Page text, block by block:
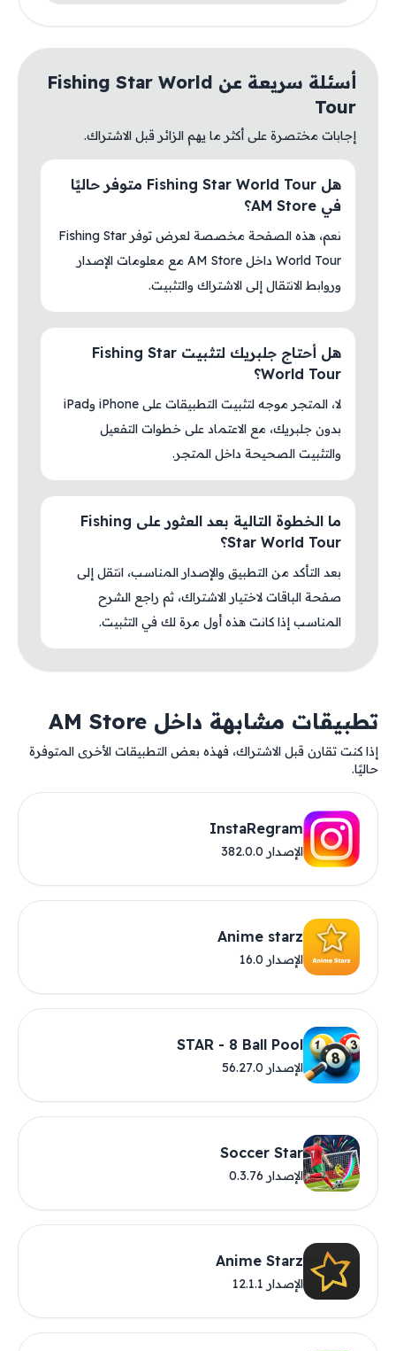
أسئلة سريعة عن Fishing Star World
Tour
إجابات مختصرة على أكثر ما يهم الزائر قبل الاشتراك.
هل Fishing Star World Tour متوفر حاليًا
في AM Store؟
نعم، هذه الصفحة مخصصة لعرض توفر Fishing Star
World Tour داخل AM Store مع معلومات الإصدار
وروابط الانتقال إلى الاشتراك والتثبيت.
هل أحتاج جلبريك لتثبيت Fishing Star
World Tour؟
لا، المتجر موجه لتثبيت التطبيقات على iPhone وiPad
بدون جلبريك، مع الاعتماد على خطوات التفعيل
والتثبيت الصحيحة داخل المتجر.
ما الخطوة التالية بعد العثور على Fishing
Star World Tour؟
بعد التأكد من التطبيق والإصدار المناسب، انتقل إلى
صفحة الباقات لاختيار الاشتراك، ثم راجع الشرح
المناسب إذا كانت هذه أول مرة لك في التثبيت.
تطبيقات مشابهة داخل AM Store
إذا كنت تقارن قبل الاشتراك، فهذه بعض التطبيقات الأخرى المتوفرة
حاليًا.
InstaRegram
الإصدار 382.0.0
Anime starz
الإصدار 16.0
STAR - 8 Ball Pool
الإصدار 56.27.0
Soccer Star
الإصدار 0.3.76
Anime Starz
الإصدار 12.1.1